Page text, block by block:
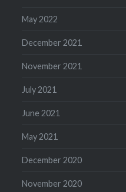
May 2022
December 2021
November 2021
July 2021
June 2021
May 2021
December 2020
November 2020